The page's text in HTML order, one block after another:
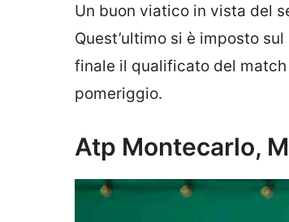
Un buon viatico in vista del
Quest’ultimo si è imposto
finale il qualificato del
pomeriggio.
Atp Montecarlo,